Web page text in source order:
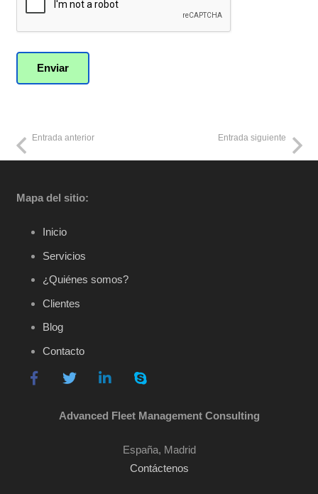
Entrada anterior Entrada siguiente
Mapa del sitio:
Inicio
Servicios
¿Quiénes somos?
Clientes
Blog
Contacto
Advanced Fleet Management Consulting
España, Madrid
Contáctenos